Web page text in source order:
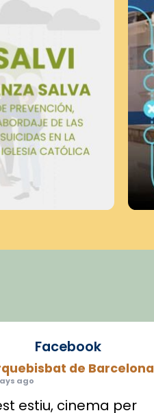
Facebook
de Barcelona
ago
estiu, cinema per